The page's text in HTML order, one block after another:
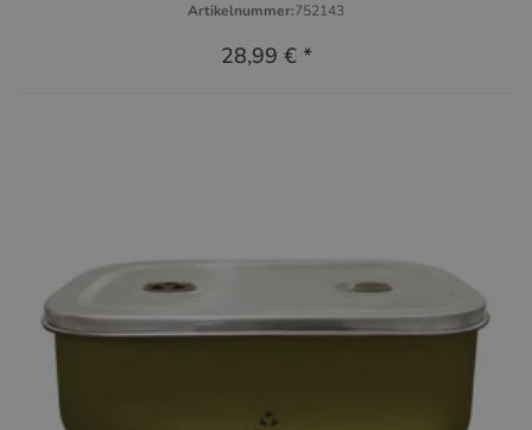
Artikelnummer:752143
28,99 € *